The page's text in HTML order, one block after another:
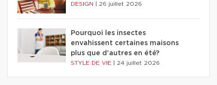
DESIGN 26 juillet 2026
Pourquoi les insectes
envahissent certaines maisons
plus que d'autres en été?
STYLE DE VIE 24 juillet 2026